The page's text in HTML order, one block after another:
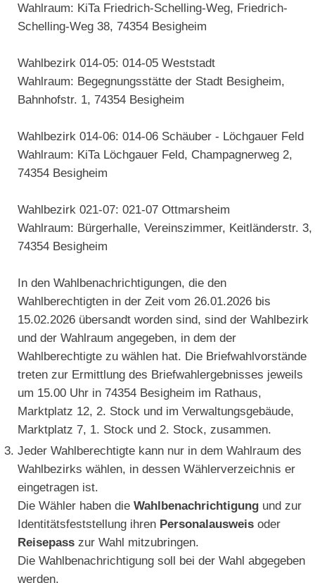
Wahlraum: KiTa Friedrich-Schelling-Weg, Friedrich-
Schelling-Weg 38, 74354 Besigheim
Wahlbezirk 014-05: 014-05 Weststadt
Wahlraum: Begegnungsstätte der Stadt Besigheim,
Bahnhofstr. 1, 74354 Besigheim
Wahlbezirk 014-06: 014-06 Schäuber - Löchgauer Feld
Wahlraum: KiTa Löchgauer Feld, Champagnerweg 2,
74354 Besigheim
Wahlbezirk 021-07: 021-07 Ottmarsheim
Wahlraum: Bürgerhalle, Vereinszimmer, Keitländerstr. 3,
74354 Besigheim
In den Wahlbenachrichtigungen, die den
Wahlberechtigten in der Zeit vom 26.01.2026 bis
15.02.2026 übersandt worden sind, sind der Wahlbezirk
und der Wahlraum angegeben, in dem der
Wahlberechtigte zu wählen hat. Die Briefwahlvorstände
treten zur Ermittlung des Briefwahlergebnisses jeweils
um 15.00 Uhr in 74354 Besigheim im Rathaus,
Marktplatz 12, 2. Stock und im Verwaltungsgebäude,
Marktplatz 7, 1. Stock und 2. Stock, zusammen.
Jeder Wahlberechtigte kann nur in dem Wahlraum des
Wahlbezirks wählen, in dessen Wählerverzeichnis er
eingetragen ist.
Die Wähler haben die Wahlbenachrichtigung und zur
Identitätsfeststellung ihren Personalausweis oder
Reisepass zur Wahl mitzubringen.
Die Wahlbenachrichtigung soll bei der Wahl abgegeben
werden.